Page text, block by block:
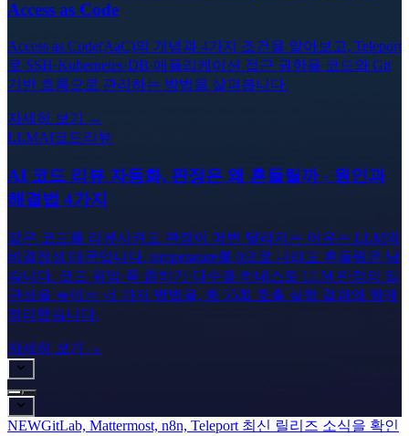
Access as Code
Access as Code(AaC)의 개념과 4가지 조건을 알아보고, Teleport
로 SSH·Kubernetes·DB·애플리케이션 접근 권한을 코드와 Git
기반 흐름으로 관리하는 방법을 살펴봅니다.
자세히 보기 →
LLMAI코드리뷰
AI 코드 리뷰 자동화, 판정은 왜 흔들릴까 - 원인과
해결법 4가지
같은 코드를 리뷰시켜도 판정이 매번 달라지는 이유는 LLM의
비결정성 때문입니다. temperature를 0으로 내려도 흔들림은 남
습니다. 코드 위임·폭 좁히기·다수결·하네스로 LLM 판정의 일
관성을 높이는 네 가지 방법을, 총 55회 호출 실험 결과와 함께
정리했습니다.
자세히 보기 →
NEWGitLab, Mattermost, n8n, Teleport 최신 릴리즈 소식을 확인